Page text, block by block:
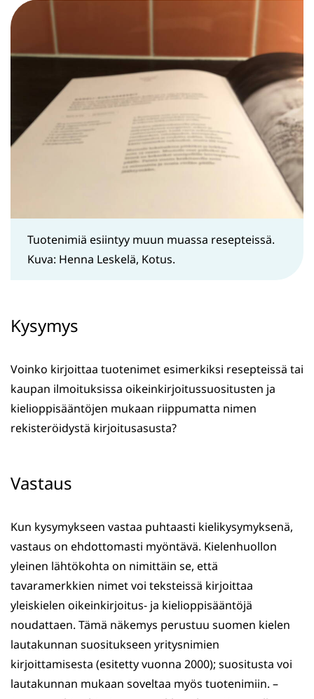
Tuotenimiä esiintyy muun muassa resepteissä.
Kuva: Henna Leskelä, Kotus.
Kysymys
Voinko kirjoittaa tuotenimet esimerkiksi resepteissä tai
kaupan ilmoituksissa oikeinkirjoitussuositusten ja
kielioppisääntöjen mukaan riippumatta nimen
rekisteröidystä kirjoitusasusta?
Vastaus
Kun kysymykseen vastaa puhtaasti kielikysymyksenä,
vastaus on ehdottomasti myöntävä. Kielenhuollon
yleinen lähtökohta on nimittäin se, että
tavaramerkkien nimet voi teksteissä kirjoittaa
yleiskielen oikeinkirjoitus- ja kielioppisääntöjä
noudattaen. Tämä näkemys perustuu suomen kielen
lautakunnan suositukseen yritysnimien
kirjoittamisesta (esitetty vuonna 2000); suositusta voi
lautakunnan mukaan soveltaa myös tuotenimiin. –